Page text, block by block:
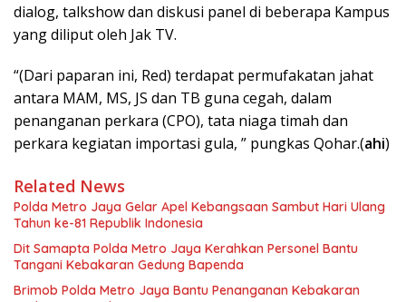
dialog, talkshow dan diskusi panel di beberapa Kampus
yang diliput oleh Jak TV.
“(Dari paparan ini, Red) terdapat permufakatan jahat
antara MAM, MS, JS dan TB guna cegah, dalam
penanganan perkara (CPO), tata niaga timah dan
perkara kegiatan importasi gula, ” pungkas Qohar.(ahi)
Related News
Polda Metro Jaya Gelar Apel Kebangsaan Sambut Hari Ulang
Tahun ke-81 Republik Indonesia
Dit Samapta Polda Metro Jaya Kerahkan Personel Bantu
Tangani Kebakaran Gedung Bapenda
Brimob Polda Metro Jaya Bantu Penanganan Kebakaran